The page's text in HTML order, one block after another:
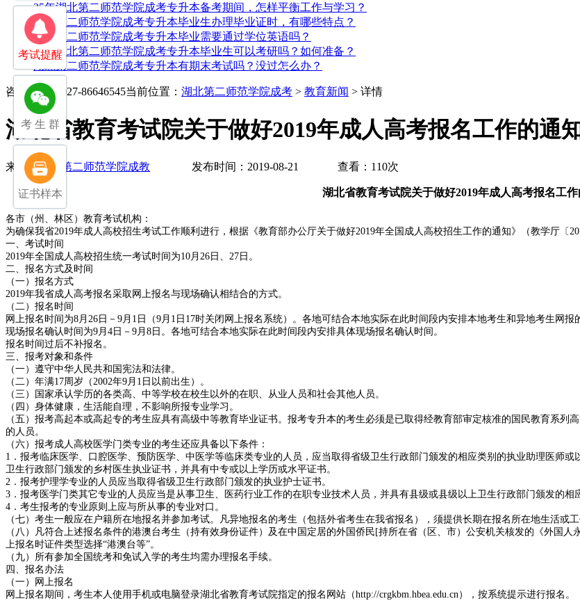
25年湖北第二师范学院成考专升本备考期间，怎样平衡工作与学习？
湖北第二师范学院成考专升本毕业生办理毕业证时，有哪些特点？
湖北第二师范学院成考专升本毕业需要通过学位英语吗？
25年湖北第二师范学院成考专升本毕业生可以考研吗？如何准备？
湖北第二师范学院成考专升本有期末考试吗？没过怎么办？
咨询电话：027-86646545当前位置： 湖北第二师范学院成考 > 教育新闻 > 详情
湖北省教育考试院关于做好2019年成人高考报名工作的通
来源：湖北第二师范学院成教 发布时间：2019-08-21 查看：110次
湖北省教育考试院关于做好2019年成人高考报名工
各市（州、林区）教育考试机构：
为确保我省2019年成人高校招生考试工作顺利进行，根据《教育部办公厅关于做好2019年全国成人高校招生工作的通知》（教学厅〔
一、考试时间
2019年全国成人高校招生统一考试时间为10月26日、27日。
二、报名方式及时间
（一）报名方式
2019年我省成人高考报名采取网上报名与现场确认相结合的方式。
（二）报名时间
网上报名时间为8月26日－9月1日（9月1日17时关闭网上报名系统）。各地可结合本地实际在此时间段内安排本地考生和异地考生网报
现场报名确认时间为9月4日－9月8日。各地可结合本地实际在此时间段内安排具体现场报名确认时间。
报名时间过后不补报名。
三、报考对象和条件
（一）遵守中华人民共和国宪法和法律。
（二）年满17周岁（2002年9月1日以前出生）。
（三）国家承认学历的各类高、中等学校在校生以外的在职、从业人员和社会其他人员。
（四）身体健康，生活能自理，不影响所报专业学习。
（五）报考高起本或高起专的考生应具有高级中等教育毕业证书。报考专升本的考生必须是已取得经教育部审定核准的国民教育系
的人员。
（六）报考成人高校医学门类专业的考生还应具备以下条件：
1．报考临床医学、口腔医学、预防医学、中医学等临床类专业的人员，应当取得省级卫生行政部门颁发的相应类别的执业助理医师
卫生行政部门颁发的乡村医生执业证书，并具有中专或以上学历或水平证书。
2．报考护理学专业的人员应当取得省级卫生行政部门颁发的执业护士证书。
3．报考医学门类其它专业的人员应当是从事卫生、医药行业工作的在职专业技术人员，并具有县级或县级以上卫生行政部门颁发的相
4．考生报考的专业原则上应与所从事的专业对口。
（七）考生一般应在户籍所在地报名并参加考试。凡异地报名的考生（包括外省考生在我省报名），须提供长期在报名所在地生活或工
（八）凡符合上述报名条件的港澳台考生（持有效身份证件）及在中国定居的外国侨民[持所在省（区、市）公安机关核发的《外国
上报名时证件类型选择“港澳台等”。
（九）所有参加全国统考和免试入学的考生均需办理报名手续。
四、报名办法
（一）网上报名
网上报名期间，考生本人使用手机或电脑登录湖北省教育考试院指定的报名网站（http://crgkbm.hbea.edu.cn），按系统提示进行报名。
考试提醒
考 生 群
证书样本